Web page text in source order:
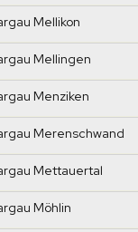
Mellikon
Mellingen
Menziken
Merenschwand
Mettauertal
Möhlin